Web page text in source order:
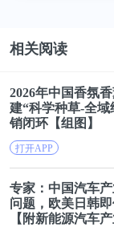
B君出来创业
诉我：“我一定
一年后，再次
常低迷。原来
项目还是没有
来，我这才得
相关阅读
2026年中国香氛
建“科学种草-全域
销闭环【组图】
打开APP
专家：中国汽车
问题，欧美日韩
【附新能源汽车